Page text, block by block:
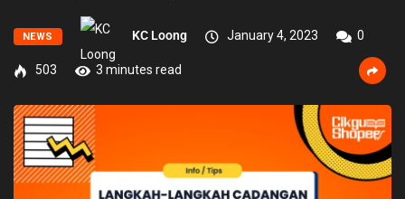
NEWS KC Loong January 4, 2023 0
503 3 minutes read